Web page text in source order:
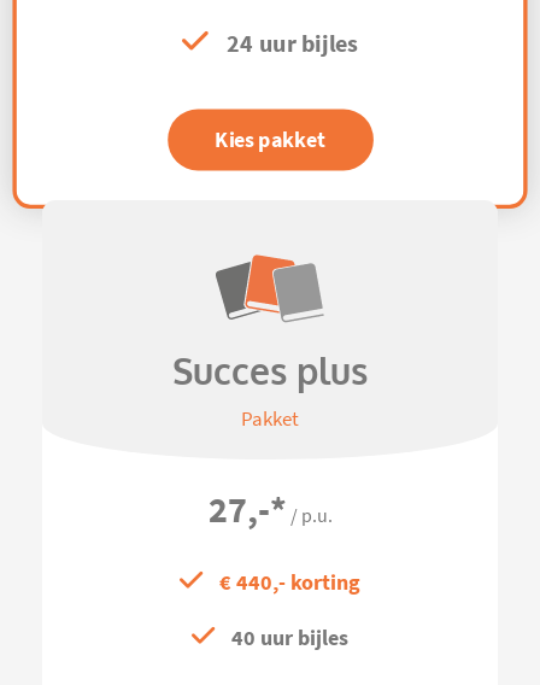
24 uur bijles
Kies pakket
Succes plus
Pakket
27,-* / p.u.
€ 440,- korting
40 uur bijles